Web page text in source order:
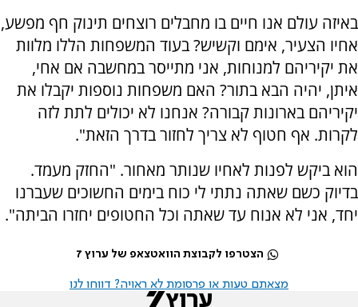
באיזה עולם אנו חיים בו מחבלים רוצחים תינוק חף מפשע,
אחיו הצעיר, אימם וקשיש? בעוד המשפחות הללו מלוות
את יקיריהם למנוחות, אני מתייסר במחשבה אם אחי,
איתן, יהיה הבא בתור? האם משפחות נוספות יקבלו את
יקיריהם בארונות קבורה? אנחנו לא יכולים לתת לזה
לקרות. אף חטוף לא צריך לחזור בדרך הזאת".
הוא ביקש לפנות לאחיו שנותר מאחור. "החזק מעמד.
בדיוק כשם שאתה נתתי לי כוח בימים החשוכים שעברנו
יחד, אני לא אנוח עד שאתה וכל החטופים יחזרו הביתה".
הצטרפו לקבוצת הוואטצאפ של ערוץ 7
מצאתם טעות או פרסומת לא ראויה? דווחו לנו